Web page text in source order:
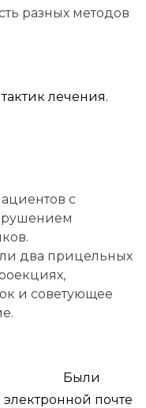
разных методов
лечения.
с
два прицельных
и советующее
Были
почте